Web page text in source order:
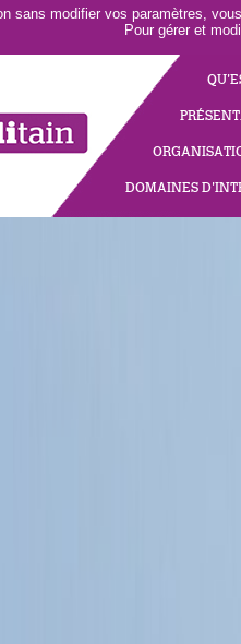
sans modifier vos paramètres,
Pour gérer et
DOMAINES